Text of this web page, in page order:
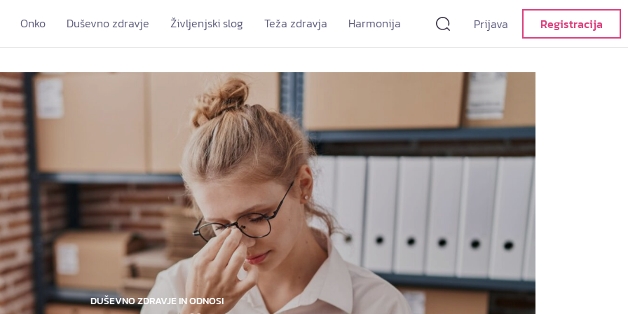
Onko Duševno zdravje Življenjski slog Teža zdravja Harmonija Prijava Registracija
DUŠEVNO ZDRAVJE IN ODNOSI